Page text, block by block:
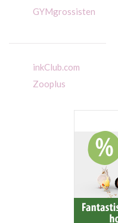
GYMgrossisten
inkClub.com
Zooplus